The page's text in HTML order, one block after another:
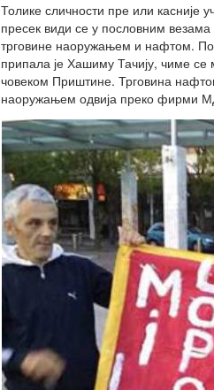
Толике сличности пре или касније
пресек види се у пословним
трговине наоружањем и нафтом.
припала је Хашиму Тачију, чиме
човеком Приштине. Трговина
наоружањем одвија преко фирми